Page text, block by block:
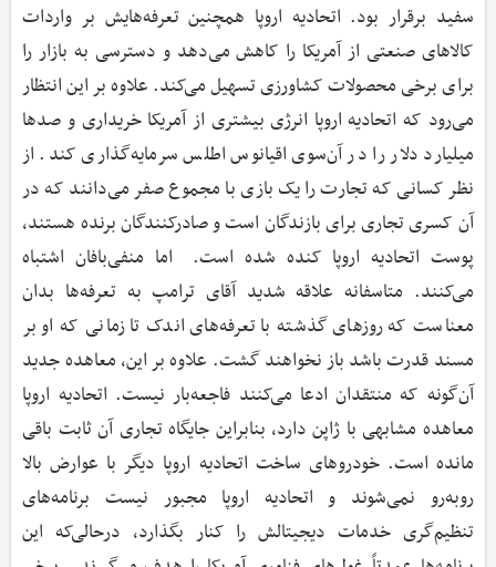
سفید برقرار بود. اتحادیه اروپا همچنین تعرفه‌هایش بر واردات
کالاهای صنعتی از آمریکا را کاهش می‌‌دهد و دسترسی به بازار را
برای برخی محصولات کشاورزی تسهیل می‌کند. علاوه بر این انتظار
می‌رود که اتحادیه اروپا انرژی بیشتری از آمریکا خریداری و صدها
میلیارد دلار را در آن‌سوی اقیانوس اطلس سرمایه‌گذاری کند. از
نظر کسانی که تجارت را یک بازی با مجموع صفر می‌دانند که در
آن کسری تجاری برای بازندگان است و صادرکنندگان برنده هستند،
پوست اتحادیه اروپا کنده شده است. اما منفی‌بافان اشتباه
می‌کنند. متاسفانه علاقه شدید آقای ترامپ به تعرفه‌ها بدان
معناست که روزهای گذشته با تعرفه‌های اندک تا زمانی که او بر
مسند قدرت باشد باز نخواهند گشت. علاوه بر این، معاهده جدید
آن‌گونه که منتقدان ادعا می‌کنند فاجعه‌بار نیست. اتحادیه اروپا
معاهده مشابهی با ژاپن دارد، بنابراین جایگاه تجاری آن ثابت باقی
مانده است. خودروهای ساخت اتحادیه اروپا دیگر با عوارض بالا
روبه‌رو نمی‌شوند و اتحادیه اروپا مجبور نیست برنامه‌‌های
تنظیم‌گری خدمات دیجیتالش را کنار بگذارد، درحالی‌که این